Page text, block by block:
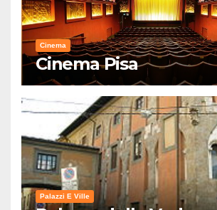
Cinema
Cinema Pisa
Palazzi E Ville